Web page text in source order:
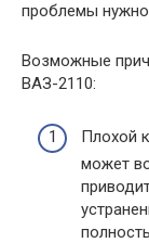
проблемы нужно
Возможные
ВАЗ-2110:
Плохой
может